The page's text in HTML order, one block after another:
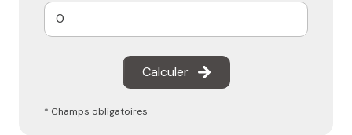
Calculer
* Champs obligatoires